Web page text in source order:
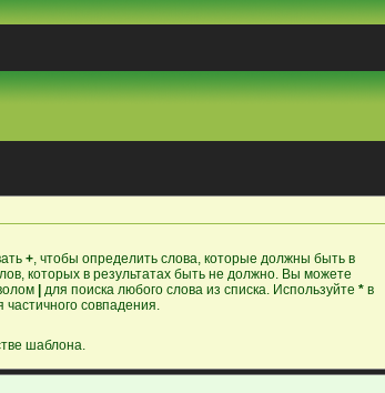
+, чтобы определить слова, которые должны быть в
которых в результатах быть не должно. Вы можете
для поиска любого слова из списка. Используйте* в
частичного совпадения.
шаблона.